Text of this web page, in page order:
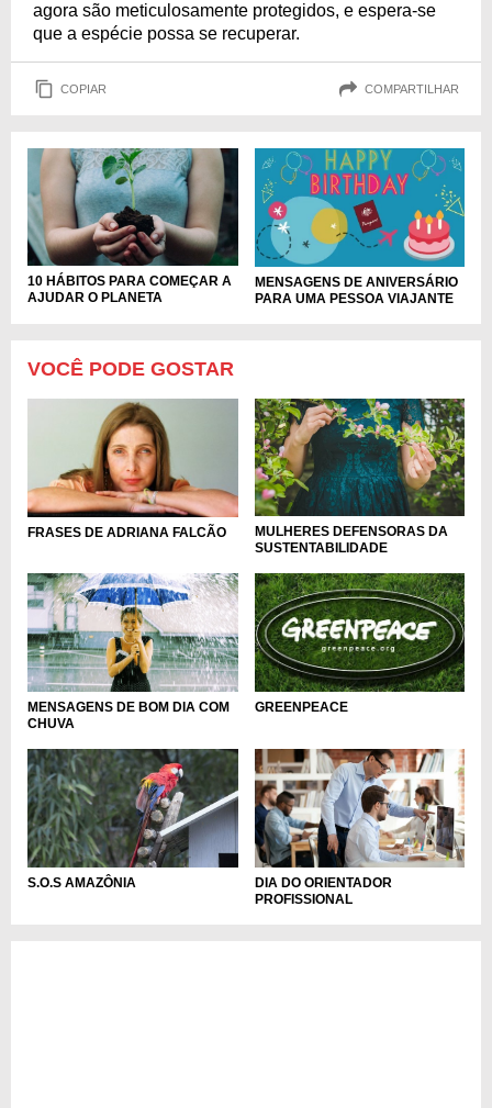
agora são meticulosamente protegidos, e espera-se
que a espécie possa se recuperar.
COPIAR COMPARTILHAR
10 HÁBITOS PARA COMEÇAR A
AJUDAR O PLANETA
MENSAGENS DE ANIVERSÁRIO
PARA UMA PESSOA VIAJANTE
VOCÊ PODE GOSTAR
FRASES DE ADRIANA FALCÃO
MULHERES DEFENSORAS DA
SUSTENTABILIDADE
MENSAGENS DE BOM DIA COM
CHUVA
GREENPEACE
S.O.S AMAZÔNIA
DIA DO ORIENTADOR
PROFISSIONAL